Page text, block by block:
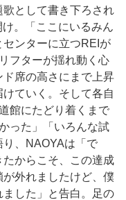
として書き下ろされ
。「ここにいるみん
ンターに立つREIが
フターが揺れ動く心
席の高さにまで上昇
ていく。そして各自
館にたどり着くまで
った」「いろんな試
、NAOYAは「で
からこそ、この達成
外れましたけど、僕
した」と告白。足の